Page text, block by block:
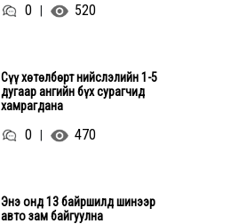
0 | 520
Сүү хөтөлбөрт нийслэлийн 1-5
дугаар ангийн бүх сурагчид
хамрагдана
0 | 470
Энэ онд 13 байршилд шинээр
авто зам байгуулна